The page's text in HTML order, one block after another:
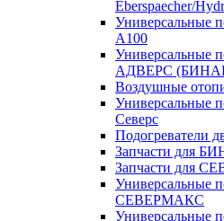
Eberspaecher/
Универсальные
A100
Универсальные
АДВЕРС
Воздушные
Универсальные
Северс
Подогреватели
Запчасти для
Запчасти для
Универсальные
СЕВЕРМАКС
Универсальные